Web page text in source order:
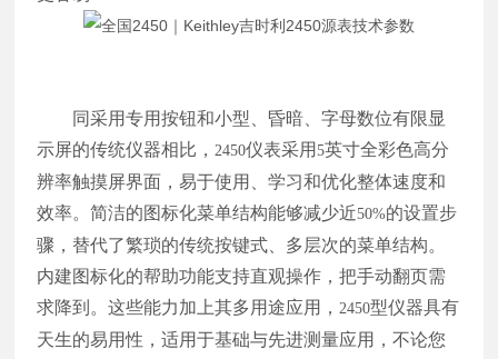
同采用专用按钮和小型、昏暗、字母数位有限显
示屏的传统仪器相比， 2450仪表采用5英寸全彩色高分
辨率触摸屏界面，易于使用、学习和优化整体速度和
效率。简洁的图标化菜单结构能够减少近50%的设置步
骤，替代了繁琐的传统按键式、多层次的菜单结构。
内建图标化的帮助功能支持直观操作，把手动翻页需
求降到。这些能力加上其多用途应用， 2450型仪器具有
天生的易用性，适用于基础与先进测量应用，不论您